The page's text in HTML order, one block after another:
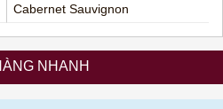
Cabernet Sauvignon
NHANH